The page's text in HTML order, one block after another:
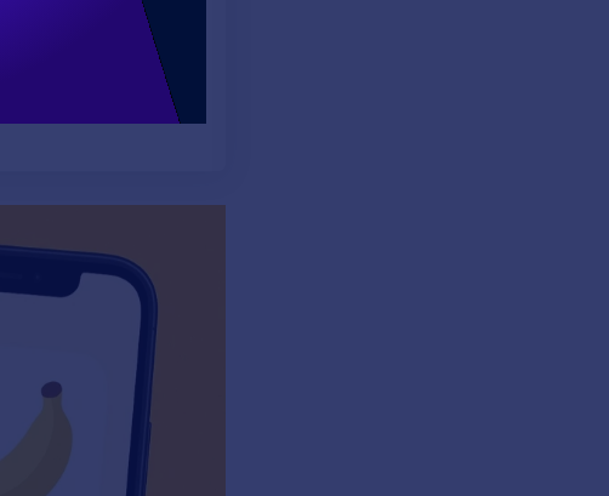
olarak karşımıza
olsa da, anlamı ve
de İngilizce'de
kültürel bağlamını
dilin evrimi ve sosyal